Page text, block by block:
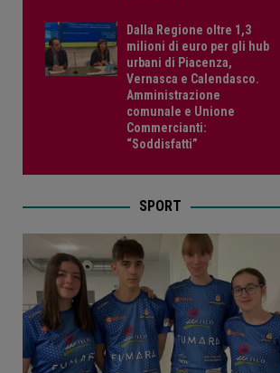
Dalla Regione oltre 1,3
milioni di euro per gli hub
urbani di Piacenza,
Vernasca e Calendasco.
Amministrazione
comunale e Unione
Commercianti:
“Soddisfatti”
SPORT